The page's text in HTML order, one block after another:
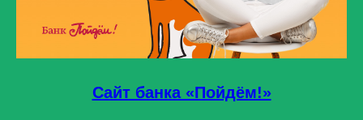
Сайт банка «Пойдём!»